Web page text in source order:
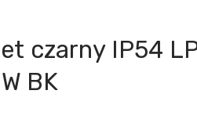
czarny IP54
BK